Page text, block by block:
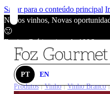
Saltar para o conteúdo principal
Novos vinhos, Novas
🙂
Envios Grátis acima de 100€
Novos vinhos, Novas
Envios Grátis acima de 100€
PT
EN
Produtos | Vinho | Vinho Branco |